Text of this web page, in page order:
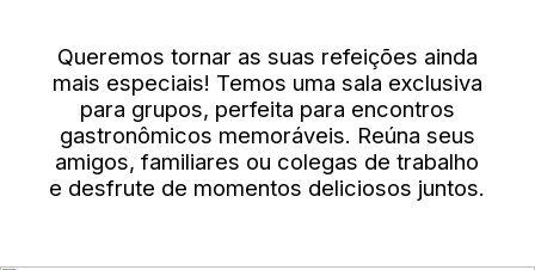
Queremos tornar as suas refeições ainda
mais especiais! Temos uma sala exclusiva
para grupos, perfeita para encontros
gastronômicos memoráveis. Reúna seus
amigos, familiares ou colegas de trabalho
e desfrute de momentos deliciosos juntos.